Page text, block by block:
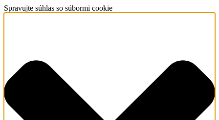
Spravujte súhlas so súbormi cookie